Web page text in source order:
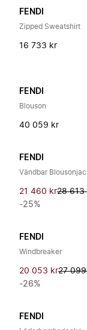
FENDI
Zipped Sweatshirt
16 733 kr
FENDI
Blouson
40 059 kr
FENDI
Vändbar
21 460 kr28 613
-25%
FENDI
Windbreaker
20 053 kr27
-26%
FENDI